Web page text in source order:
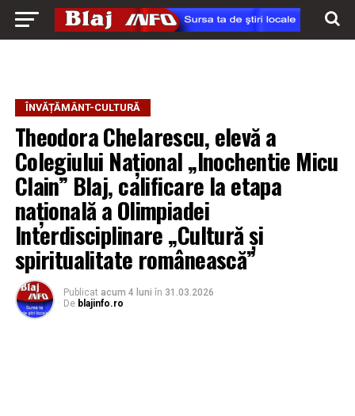
ÎNVĂȚĂMÂNT-CULTURĂ
Theodora Chelarescu, elevă a
Colegiului Național „Inochentie Micu
Clain” Blaj, calificare la etapa
națională a Olimpiadei
Interdisciplinare „Cultură și
spiritualitate românească”
Publicat acum 4 luni în 31.03.2026
De blajinfo.ro